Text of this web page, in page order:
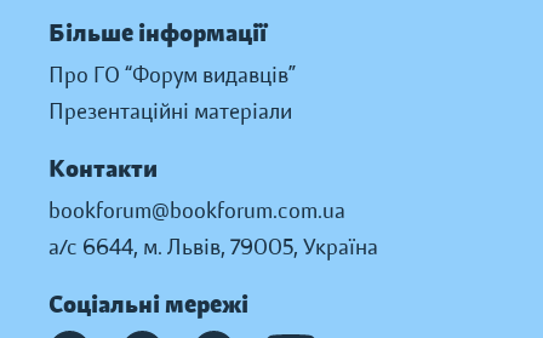
Більше інформації
Про ГО “Форум видавців”
Презентаційні матеріали
Контакти
bookforum@bookforum.com.ua
а/с 6644, м. Львів, 79005, Україна
Соціальні мережі